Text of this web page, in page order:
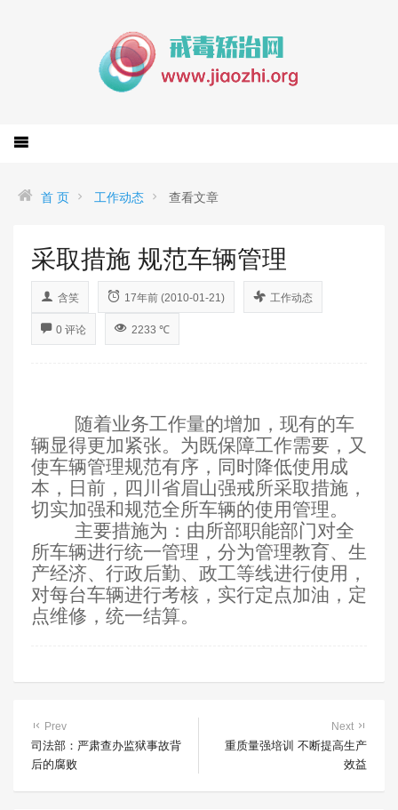
首 页 工作动态 查看文章
采取措施 规范车辆管理
含笑 17年前 (2010-01-21) 工作动态
0 评论 2233 ℃
随着业务工作量的增加，现有的车
辆显得更加紧张。为既保障工作需要，又
使车辆管理规范有序，同时降低使用成
本，日前，四川省眉山强戒所采取措施，
切实加强和规范全所车辆的使用管理。
主要措施为：由所部职能部门对全
所车辆进行统一管理，分为管理教育、生
产经济、行政后勤、政工等线进行使用，
对每台车辆进行考核，实行定点加油，定
点维修，统一结算。
Prev
司法部：严肃查办监狱事故背
后的腐败
Next
重质量强培训 不断提高生产
效益